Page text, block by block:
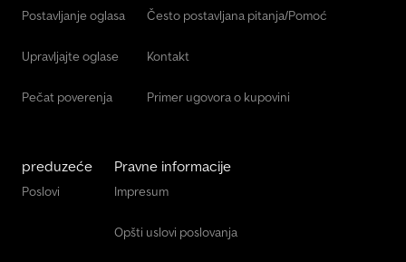
Postavljanje oglasa
Upravljajte oglase
Pečat poverenja
Često postavljana pitanja/Pomoć
Kontakt
Primer ugovora o kupovini
preduzeće
Poslovi
Pravne informacije
Impresum
Opšti uslovi poslovanja